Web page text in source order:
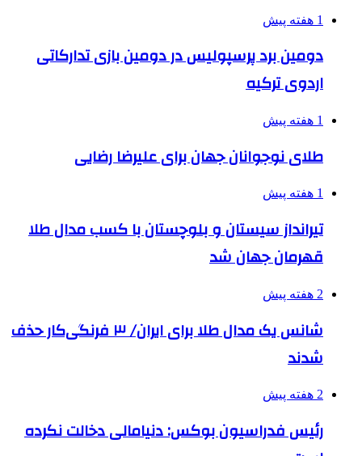
1 هفته پیش
دومین برد پرسپولیس در دومین بازی تدارکاتی
اردوی ترکیه
1 هفته پیش
طلای نوجوانان جهان برای علیرضا رضایی
1 هفته پیش
تیرانداز سیستان و بلوچستان با کسب مدال طلا
قهرمان جهان شد
2 هفته پیش
شانس یک مدال طلا برای ایران/ ۳ فرنگی‌کار حذف
شدند
2 هفته پیش
رئیس فدراسیون بوکس: دنیامالی دخالت نکرده